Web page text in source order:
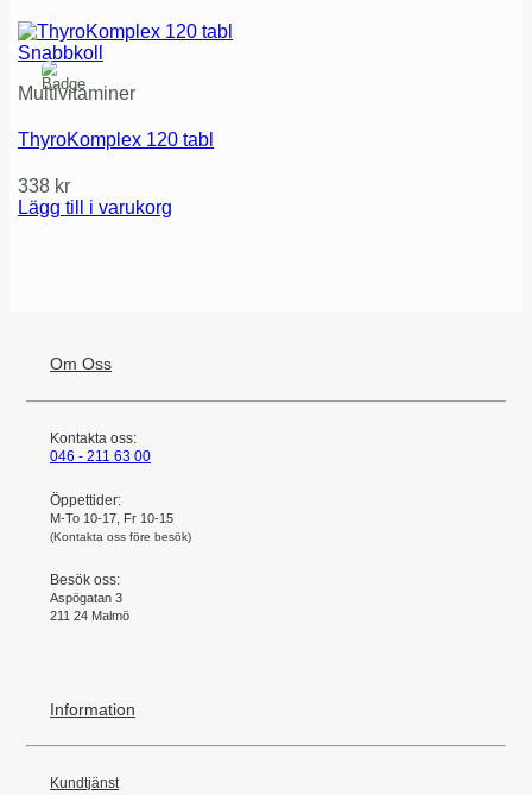
Snabbkoll
Multivitaminer
ThyroKomplex 120 tabl
338 kr
Lägg till i varukorg
Om Oss
Kontakta oss:
046 - 211 63 00
Öppettider:
M-To 10-17, Fr 10-15
(Kontakta oss före besök)
Besök oss:
Aspögatan 3
211 24 Malmö
Information
Kundtjänst